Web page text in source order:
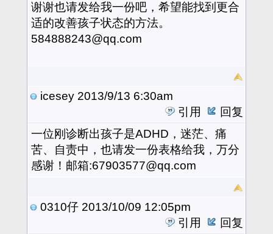
谢谢也请发给我一份吧，希望能找到更合
适的改善孩子状态的方法。
584888243@qq.com
icesey 2013/9/13 6:30am
引用
回复
一位刚诊断出孩子是ADHD，迷茫、痛
苦、自责中，也请发一份表格给我，万分
感谢！邮箱:67903577@qq.com
0310仔 2013/10/09 12:05pm
引用
回复